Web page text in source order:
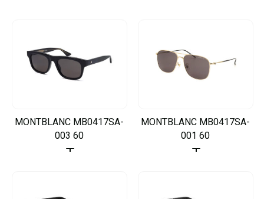
MONTBLANC MB0417SA-
003 60
MONTBLANC MB0417SA-
001 60